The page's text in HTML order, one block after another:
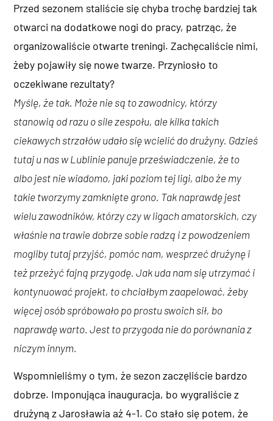
Przed sezonem staliście się chyba trochę bardziej tak
otwarci na dodatkowe nogi do pracy, patrząc, że
organizowaliście otwarte treningi. Zachęcaliście nimi,
żeby pojawiły się nowe twarze. Przyniosło to
oczekiwane rezultaty?
Myślę, że tak. Może nie są to zawodnicy, którzy
stanowią od razu o sile zespołu, ale kilka takich
ciekawych strzałów udało się wcielić do drużyny. Gdzieś
tutaj u nas w Lublinie panuje przeświadczenie, że to
albo jest nie wiadomo, jaki poziom tej ligi, albo że my
takie tworzymy zamknięte grono. Tak naprawdę jest
wielu zawodników, którzy czy w ligach amatorskich, czy
właśnie na trawie dobrze sobie radzą i z powodzeniem
mogliby tutaj przyjść, pomóc nam, wesprzeć drużynę i
też przeżyć fajną przygodę. Jak uda nam się utrzymać i
kontynuować projekt, to chciałbym zaapelować, żeby
więcej osób spróbowało po prostu swoich sił, bo
naprawdę warto. Jest to przygoda nie do porównania z
niczym innym.
Wspomnieliśmy o tym, że sezon zaczęliście bardzo
dobrze. Imponująca inauguracja, bo wygraliście z
drużyną z Jarosławia aż 4-1. Co stało się potem, że